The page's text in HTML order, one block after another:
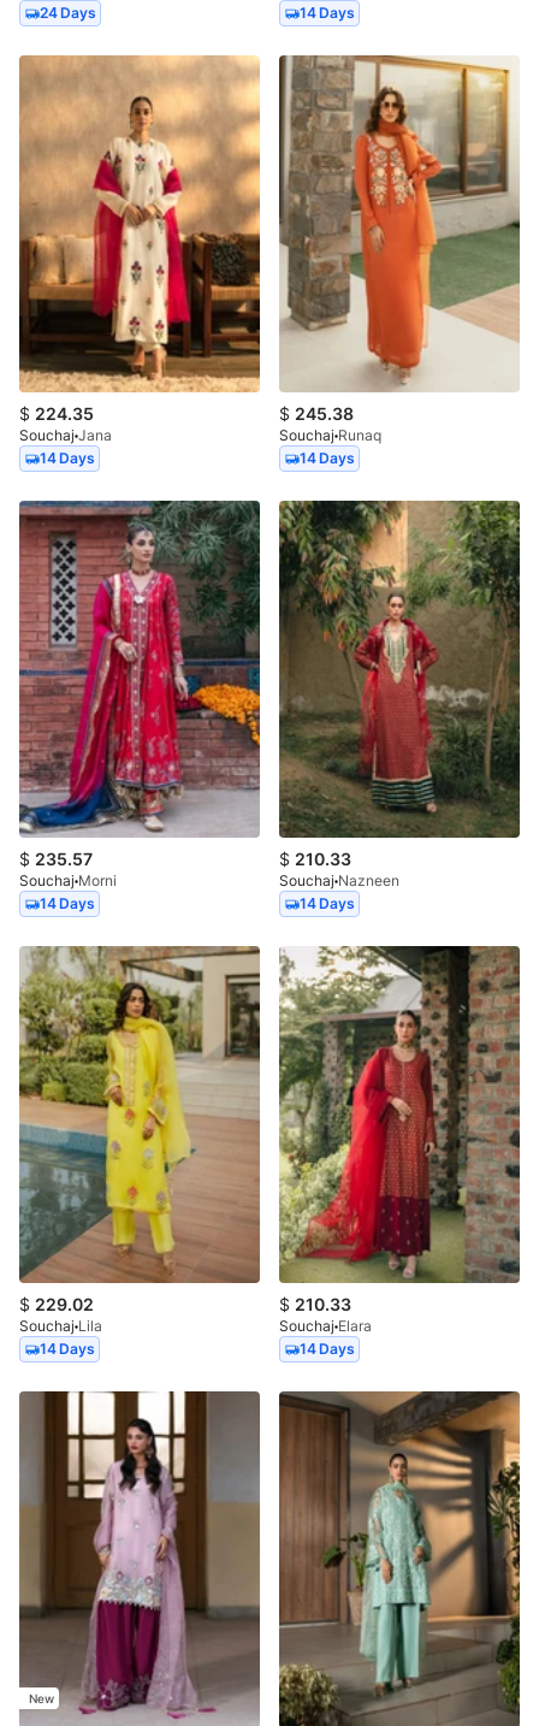
24 Days
14 Days
$ 224.35
Souchaj Jana
14 Days
$ 245.38
Souchaj Runaq
14 Days
$ 235.57
Souchaj Morni
14 Days
$ 210.33
Souchaj Nazneen
14 Days
$ 229.02
Souchaj Lila
14 Days
$ 210.33
Souchaj Elara
14 Days
New